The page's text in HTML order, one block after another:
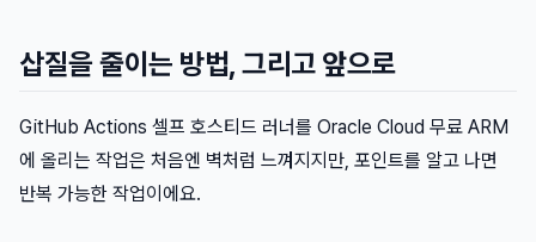
삽질을 줄이는 방법, 그리고 앞으로
GitHub Actions 셀프 호스티드 러너를 Oracle Cloud 무료 ARM
에 올리는 작업은 처음엔 벽처럼 느껴지지만, 포인트를 알고 나면
반복 가능한 작업이에요.